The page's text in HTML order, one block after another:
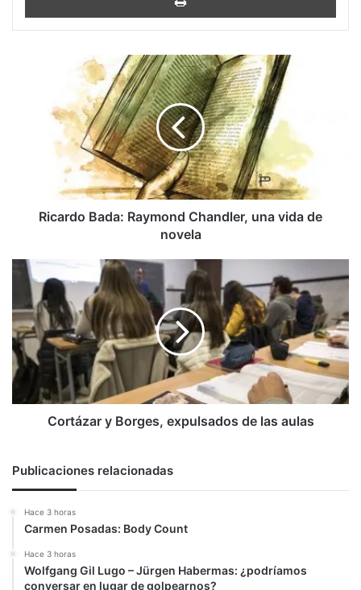
Chandler,
Ricardo Bada: Raymond Chandler, una vida de
novela
Cortázar
Borges,
expulsados
de
las
aulas
Cortázar y Borges, expulsados de las aulas
Publicaciones relacionadas
Hace 3 horas
Carmen Posadas: Body Count
Hace 3 horas
Wolfgang Gil Lugo – Jürgen Habermas: ¿podríamos
conversar en lugar de golpearnos?